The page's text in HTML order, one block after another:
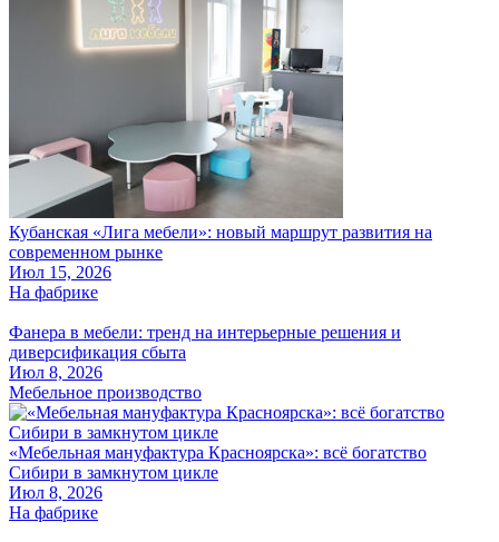
Кубанская «Лига мебели»: новый маршрут развития на
современном рынке
Июл 15, 2026
На фабрике
Фанера в мебели: тренд на интерьерные решения и
диверсификация сбыта
Июл 8, 2026
Мебельное производство
«Мебельная мануфактура Красноярска»: всё богатство
Сибири в замкнутом цикле
Июл 8, 2026
На фабрике